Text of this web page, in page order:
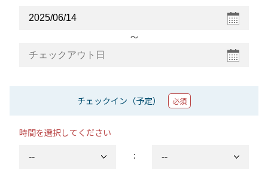
〜
チェックイン（予定） 必須
時間を選択してください
：